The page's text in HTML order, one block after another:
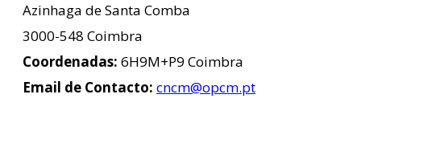
Azinhaga de Santa Comba
3000-548 Coimbra
Coordenadas: 6H9M+P9 Coimbra
Email de Contacto: cncm@opcm.pt